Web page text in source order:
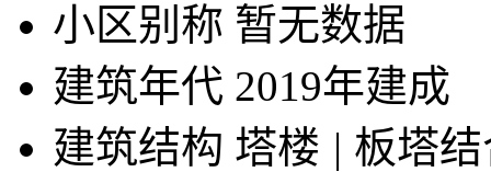
小区别称 暂无数据
建筑年代 2019年建成
建筑结构 塔楼 | 板塔